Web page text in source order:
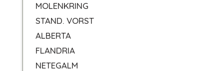
MOLENKRING
STAND. VORST
ALBERTA
FLANDRIA
NETEGALM